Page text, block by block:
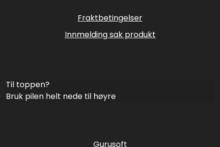
Fraktbetingelser
Innmelding sak produkt
Til toppen?
Bruk pilen helt nede til høyre
Gurusoft